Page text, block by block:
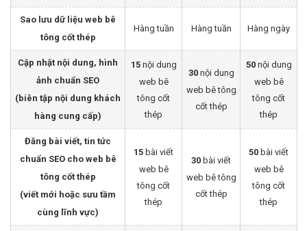
Sao lưu dữ liệu web bê
tông cốt thép
Hàng tuần Hàng tuần Hàng ngày
Cập nhật nội dung, hình
ảnh chuẩn SEO
(biên tập nội dung khách
hàng cung cấp)
15nội dung
web bê
tông cốt
thép
30 nội dung
web bê tông
cốt thép
50nội dung
web bê
tông cốt
thép
Đăng bài viết, tin tức
chuẩn SEO cho web bê
tông cốt thép
(viết mới hoặc sưu tầm
cùng lĩnh vực)
15 bài viết
web bê
tông cốt
thép
30 bài viết
web bê tông
cốt thép
50 bài viết
web bê
tông cốt
thép